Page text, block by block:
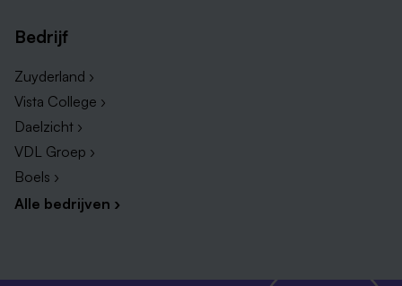
Bedrijf
Zuyderland ›
Vista College ›
Daelzicht ›
VDL Groep ›
Boels ›
Alle bedrijven ›